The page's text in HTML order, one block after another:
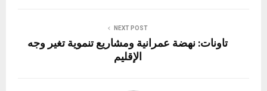
NEXT POST
تاونات: نهضة عمرانية ومشاريع تنموية تغير وجه
الإقليم